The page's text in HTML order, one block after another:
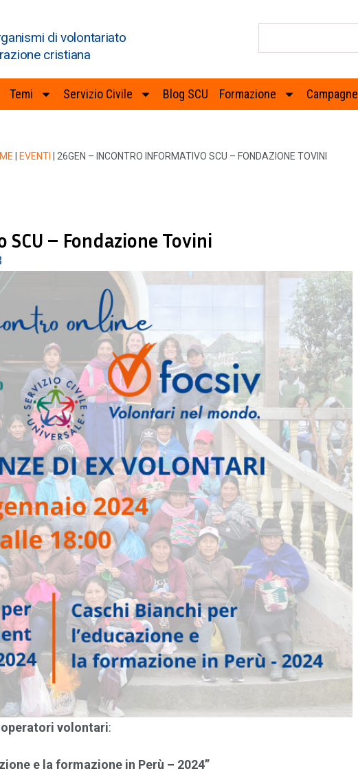
di volontariato
cristiana
Temi Servizio Civile Blog SCU Formazione Campagne
EVENTI 26GEN – INCONTRO INFORMATIVO SCU – FONDAZIONE TOVINI
– Fondazione Tovini
volontari:
e la formazione in Perù – 2024”